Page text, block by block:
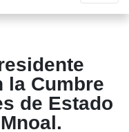
la Cumbre
de Estado